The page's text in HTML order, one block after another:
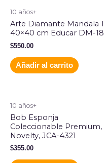
10 años+
Arte Diamante Mandala 1
40×40 cm Educar DM-18
$550.00
Añadir al carrito
10 años+
Bob Esponja
Coleccionable Premium,
Novelty, JCA-4321
$355.00